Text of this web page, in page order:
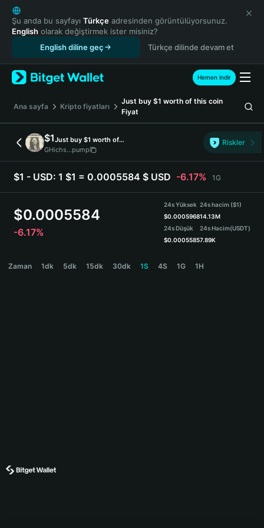
English
日本語
Tiếng Việt
Español (Latinoamérica)
Türkçe
Français
Deutsch
简体中文
繁體中文
Português (Portugal)
Bahasa Indonesia
ภาษาไทย
Español
Español (Argentina)
Şu anda bu sayfayı Türkçe adresinden görüntülüyorsunuz.
English olarak değiştirmek ister misiniz?
English diline geç
Türkçe dilinde devam et
Hemen indir
Ana sayfa Kripto fiyatları
Just buy $1 worth of this coin
Fiyat
$1
Just buy $1 worth of this coin
GHichs...pump
Riskler
$1 - USD: 1 $1 = 0.0005584 $ USD -6.17% 1G
$0.0005584
-6.17%
24s Yüksek
$0.0005968
24s Düşük
$0.0005585
24s hacim ($1)
14.13M
24s Hacim(USDT)
7.89K
Zaman 1dk 5dk 15dk 30dk 1S 4S 1G 1H